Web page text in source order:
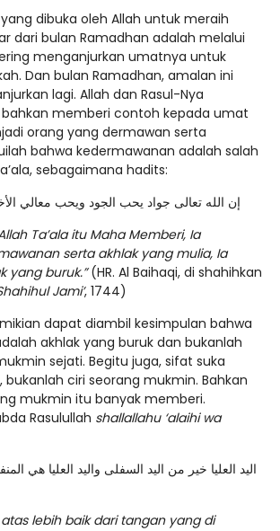
dibuka oleh Allah untuk meraih
dari bulan Ramadhan adalah melalui
menganjurkan umatnya untuk
Dan bulan Ramadhan, amalan ini
lagi. Allah dan Rasul-Nya
memberi contoh kepada umat
orang yang dermawan serta
bahwa kedermawanan adalah salah
sebagaimana hadits:
‏إن الله تعالى جواد يحب الجود ويحب معالي
Ta’ala itu Maha Memberi, Ia
serta akhlak yang mulia, Ia
yang buruk.”(HR. Al Baihaqi, di shahihkan
Jami’, 1744)
dapat diambil kesimpulan bahwa
akhlak yang buruk dan bukanlah
sejati. Begitu juga, sifat suka
ciri seorang mukmin. Bahkan
mukmin itu banyak memberi.
Rasulullah shallallahu ‘alaihi wa
‏اليد العليا خير من اليد السفلى واليد العليا هي
lebih baik dari tangan yang di